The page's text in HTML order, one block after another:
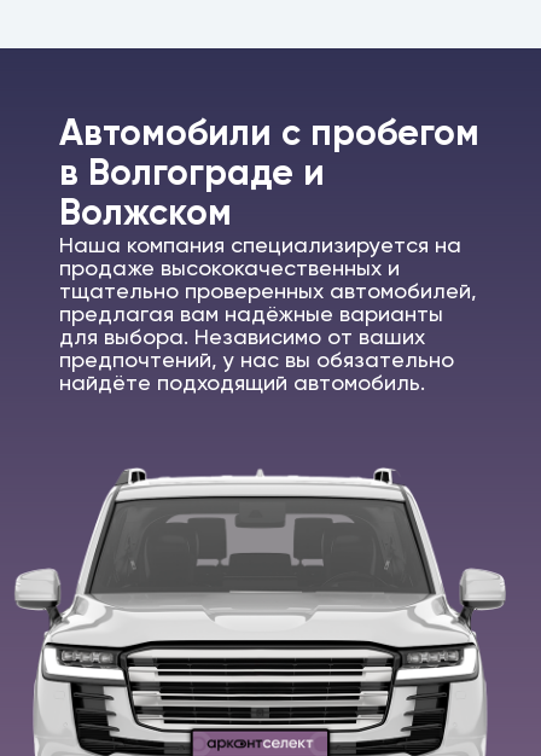
Автомобили c пробегом
в Волгограде и
Волжском
Наша компания специализируется на
продаже высококачественных и
тщательно проверенных автомобилей,
предлагая вам надёжные варианты
для выбора. Независимо от ваших
предпочтений, у нас вы обязательно
найдёте подходящий автомобиль.